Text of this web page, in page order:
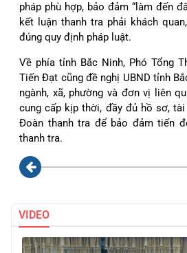
pháp phù hợp, bảo đảm “làm đến
kết luận thanh tra phải khách
đúng quy định pháp luật.
Về phía tỉnh Bắc Ninh, Phó Tổng
Tiến Đạt cũng đề nghị UBND tỉnh
ngành, xã, phường và đơn vị liên
cung cấp kịp thời, đầy đủ hồ sơ,
Đoàn thanh tra để bảo đảm tiến
thanh tra.
VIDEO